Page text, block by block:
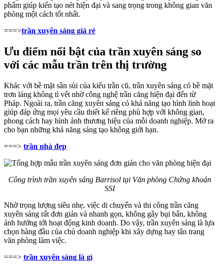
phẩm giúp kiến tạo nét hiện đại và sang trọng trong không gian văn
phòng một cách tốt nhất.
===>trần xuyên sáng giá rẻ
Ưu điểm nổi bật của trần xuyên sáng so
với các mẫu trần trên thị trường
Khác với bề mặt sần sùi của kiểu trần cũ, trần xuyên sáng có bề mặt
trơn láng không tì vết nhờ công nghệ trần căng hiện đại đến từ
Pháp. Ngoài ra, trần căng xuyên sáng có khả năng tạo hình linh hoạt
giúp đáp ứng mọi yêu cầu thiết kế riêng phù hợp với không gian,
phong cách hay hình ảnh thương hiệu của mỗi doanh nghiệp. Mở ra
cho bạn những khả năng sáng tạo không giới hạn.
===> trần nhà đẹp
Công trình trần xuyên sáng Barrisol tại Văn phòng Chứng khoán
SSI
Nhờ trọng lượng siêu nhẹ, việc di chuyển và thi công trần căng
xuyên sáng rất đơn giản và nhanh gọn, không gây bụi bẩn, không
ảnh hưởng tới hoạt động kinh doanh. Do vậy, trần xuyên sáng là lựa
chọn hàng đầu của chủ doanh nghiệp khi xây dựng hay tân trang
văn phòng làm việc.
===> trần xuyên sáng là gì